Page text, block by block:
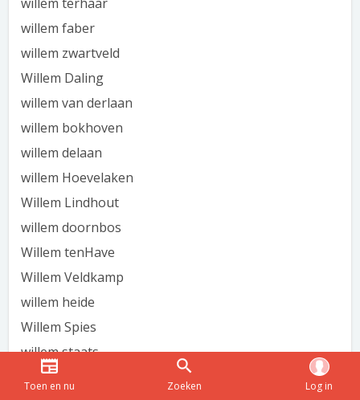
willem faber
willem zwartveld
Willem Daling
willem van derlaan
willem bokhoven
willem delaan
willem Hoevelaken
Willem Lindhout
willem doornbos
Willem tenHave
Willem Veldkamp
willem heide
Willem Spies
willem staats
Willem Visser
Toen en nu Zoeken Log in